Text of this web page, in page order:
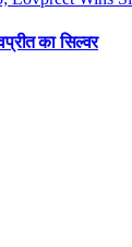
का सिल्वर